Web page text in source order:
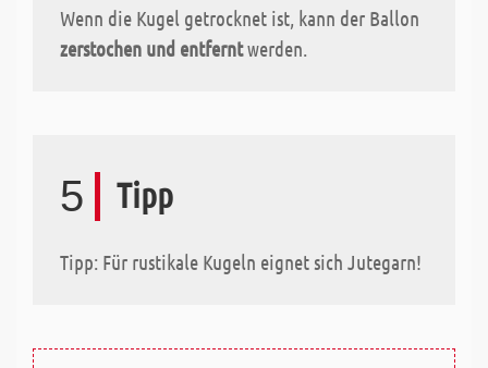
Wenn die Kugel getrocknet ist, kann der Ballon
zerstochen und entferntwerden.
5 Tipp
Tipp: Für rustikale Kugeln eignet sich Jutegarn!